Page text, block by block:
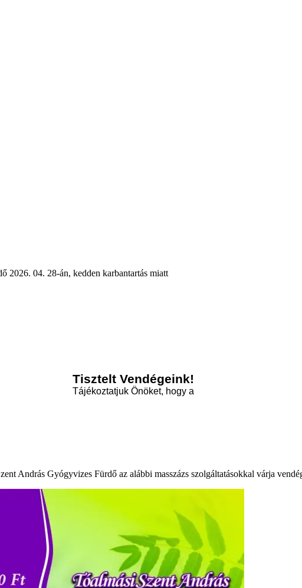
2026. 04. 28-án, kedden karbantartás miatt
Tisztelt Vendégeink!
Tájékoztatjuk Önöket, hogy a
András Gyógyvizes Fürdő az alábbi masszázs szolgáltatásokkal várja